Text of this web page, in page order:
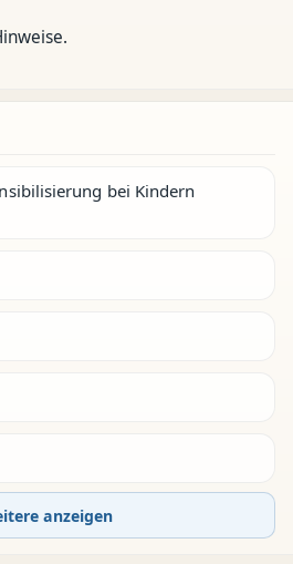
bei Kindern
anzeigen